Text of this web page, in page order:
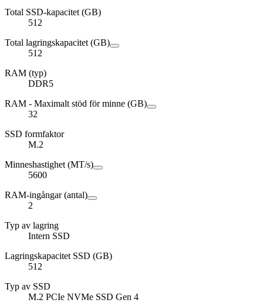
Total SSD-kapacitet (GB)
512
Total lagringskapacitet (GB)
512
RAM (typ)
DDR5
RAM - Maximalt stöd för minne (GB)
32
SSD formfaktor
M.2
Minneshastighet (MT/s)
5600
RAM-ingångar (antal)
2
Typ av lagring
Intern SSD
Lagringskapacitet SSD (GB)
512
Typ av SSD
M.2 PCIe NVMe SSD Gen 4